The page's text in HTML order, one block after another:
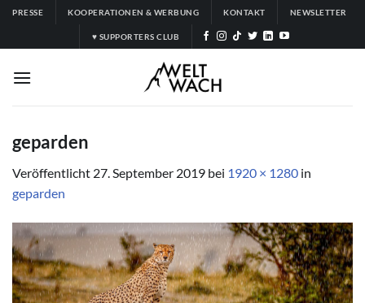
Zum
springen
PRESSE KOOPERATIONEN & WERBUNG KONTAKT NEWSLETTER
♥ SUPPORTERS CLUB
geparden
Veröffentlicht 27. September 2019 bei 1920 × 1280 in
geparden